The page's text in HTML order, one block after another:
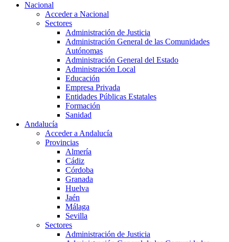
Nacional
Acceder a Nacional
Sectores
Administración de Justicia
Administración General de las Comunidades
Autónomas
Administración General del Estado
Administración Local
Educación
Empresa Privada
Entidades Públicas Estatales
Formación
Sanidad
Andalucía
Acceder a Andalucía
Provincias
Almería
Cádiz
Córdoba
Granada
Huelva
Jaén
Málaga
Sevilla
Sectores
Administración de Justicia